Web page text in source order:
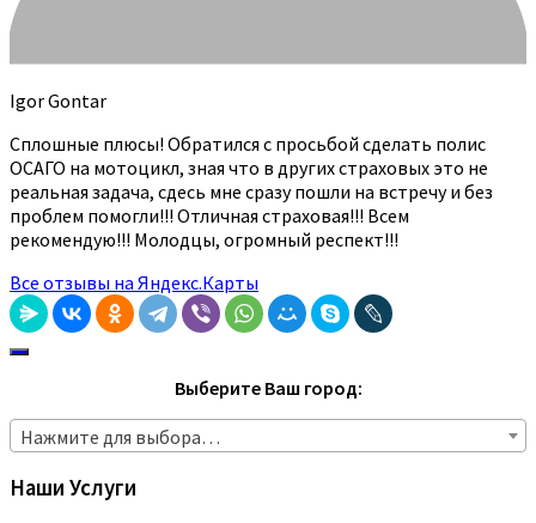
Igor Gontar
Сплошные плюсы! Обратился с просьбой сделать полис
ОСАГО на мотоцикл, зная что в других страховых это не
реальная задача, сдесь мне сразу пошли на встречу и без
проблем помогли!!! Отличная страховая!!! Всем
рекомендую!!! Молодцы, огромный респект!!!
Все отзывы на Яндекс.Карты
Выберите Ваш город:
Нажмите для выбора…
Наши Услуги